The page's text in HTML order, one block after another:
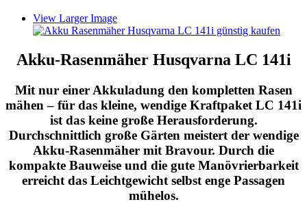
View Larger Image
Akku-Rasenmäher Husqvarna LC 141i
Mit nur einer Akkuladung den kompletten Rasen
mähen – für das kleine, wendige Kraftpaket LC 141i
ist das keine große Herausforderung.
Durchschnittlich große Gärten meistert der wendige
Akku-Rasenmäher mit Bravour. Durch die
kompakte Bauweise und die gute Manövrierbarkeit
erreicht das Leichtgewicht selbst enge Passagen
mühelos.